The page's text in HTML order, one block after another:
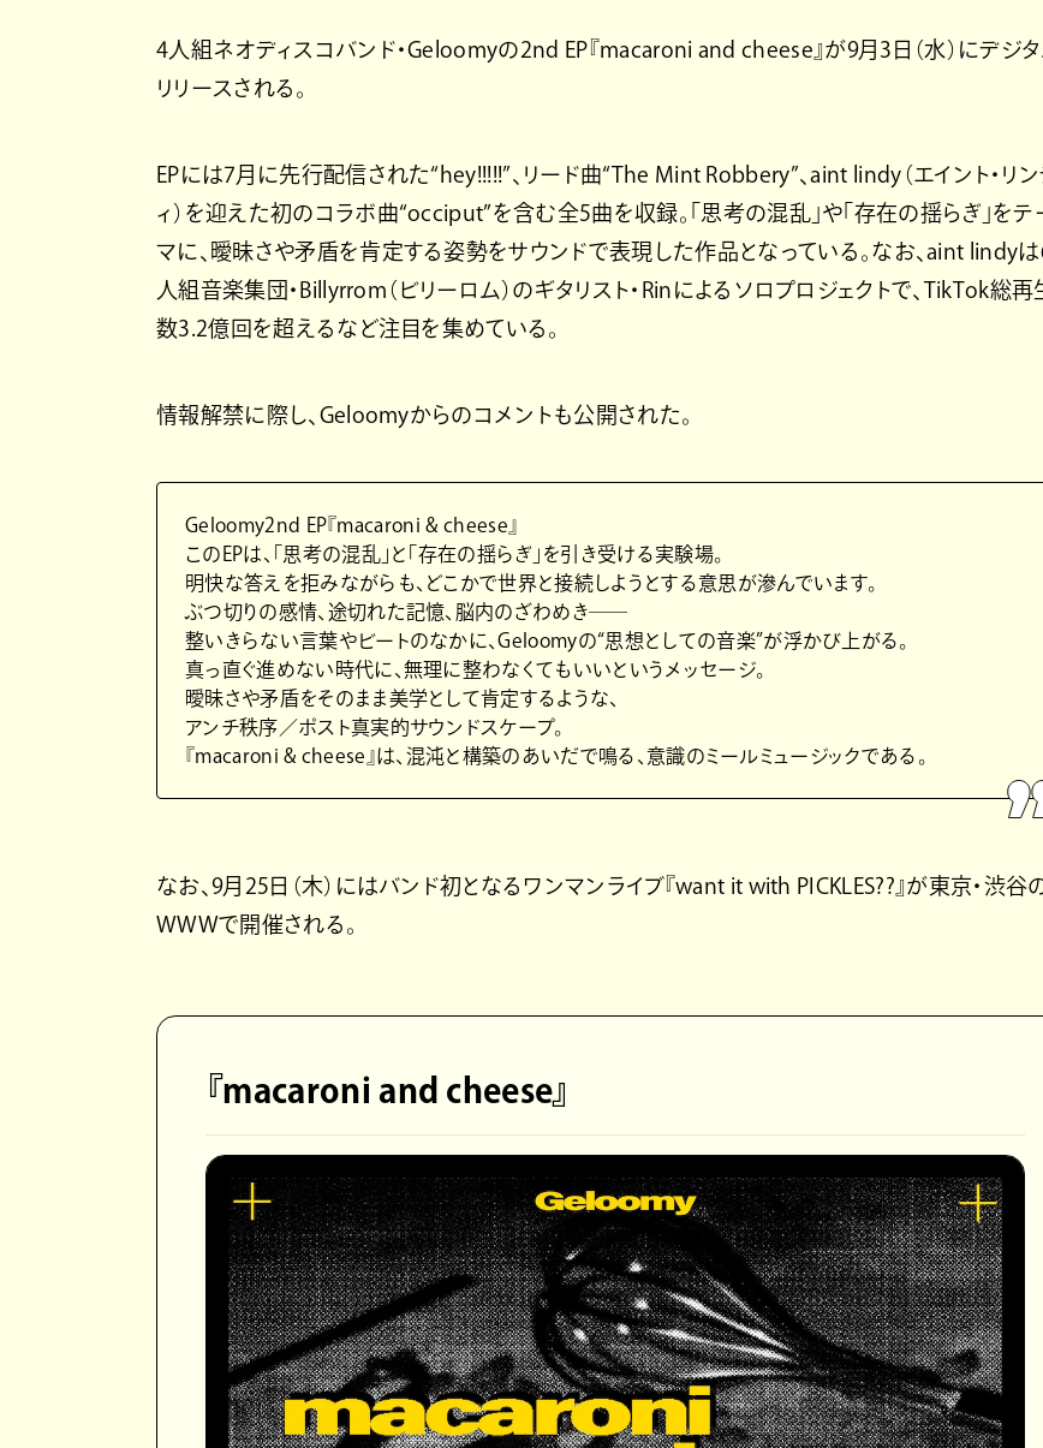
4人組ネオディスコバンド・Geloomyの2nd EP『macaroni and cheese』が9月3日（水）にデジ
リリースされる。
EPには7月に先行配信された“hey!!!!!”、リード曲“The Mint Robbery”、aint lindy（エイント・リ
ィ）を迎えた初のコラボ曲“occiput”を含む全5曲を収録。「思考の混乱」や「存在の揺らぎ」をテ
マに、曖昧さや矛盾を肯定する姿勢をサウンドで表現した作品となっている。なお、aint lindy
人組音楽集団・Billyrrom（ビリーロム）のギタリスト・Rinによるソロプロジェクトで、TikTok総再
数3.2億回を超えるなど注目を集めている。
情報解禁に際し、Geloomyからのコメントも公開された。
Geloomy2nd EP『macaroni & cheese』
このEPは、「思考の混乱」と「存在の揺らぎ」を引き受ける実験場。
明快な答えを拒みながらも、どこかで世界と接続しようとする意思が滲んでいます。
ぶつ切りの感情、途切れた記憶、脳内のざわめき――
整いきらない言葉やビートのなかに、Geloomyの“思想としての音楽”が浮かび上がる。
真っ直ぐ進めない時代に、無理に整わなくてもいいというメッセージ。
曖昧さや矛盾をそのまま美学として肯定するような、
アンチ秩序／ポスト真実的サウンドスケープ。
『macaroni & cheese』は、混沌と構築のあいだで鳴る、意識のミールミュージックである。
なお、9月25日（木）にはバンド初となるワンマンライブ『want it with PICKLES??』が東京・渋谷
WWWで開催される。
『macaroni and cheese』